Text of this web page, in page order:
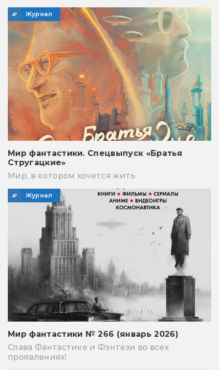
Журнал
Мир фантастики. Спецвыпуск «Братья
Стругацкие»
Мир, в котором хочется жить
Журнал
Мир фантастики № 266 (январь 2026)
Слава Фантастике и Фэнтези во всех
проявлениях!